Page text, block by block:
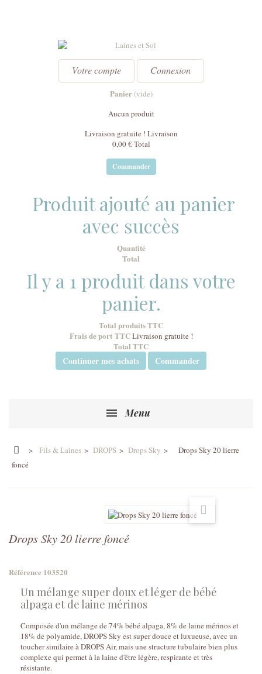
Votre compte Connexion
Panier(vide)
Aucun produit
Livraison gratuite ! Livraison
0,00 €Total
Commander
Produit ajouté au panier
avec succès
Quantité
Total
Il y a 1 produit dans votre
panier.
Total produits TTC
Frais de port TTCLivraison gratuite !
Total TTC
Continuer mes achats Commander
Menu
> Fils & Laines > DROPS > Drops Sky >
Drops Sky 20 lierre
foncé
Drops Sky 20 lierre foncé
Référence 103520
Un mélange super doux et léger de bébé
alpaga et de laine mérinos
Composée d'un mélange de 74% bébé alpaga, 8% de laine mérinos et
18% de polyamide, DROPS Sky est super douce et luxueuse, avec un
toucher similaire à DROPS Air, mais une structure tubulaire bien plus
complexe qui permet à la laine d'être légère, respirante et très
résistante.